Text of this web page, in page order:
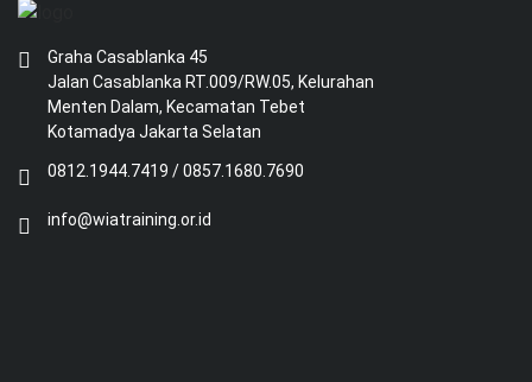
Graha Casablanka 45
Jalan Casablanka RT.009/RW.05, Kelurahan
Menten Dalam, Kecamatan Tebet
Kotamadya Jakarta Selatan
0812.1944.7419 / 0857.1680.7690
info@wiatraining.or.id